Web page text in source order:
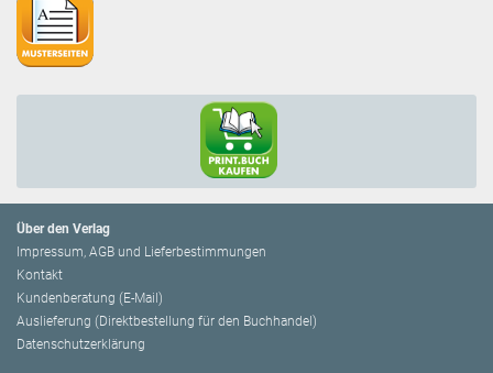
Über den Verlag
Impressum, AGB und Lieferbestimmungen
Kontakt
Kundenberatung (E-Mail)
Auslieferung (Direktbestellung für den Buchhandel)
Datenschutzerklärung